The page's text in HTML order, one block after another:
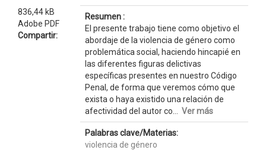
836,44 kB
Adobe PDF
Compartir:
Resumen :
El presente trabajo tiene como objetivo el
abordaje de la violencia de género como
problemática social, haciendo hincapié en
las diferentes figuras delictivas
específicas presentes en nuestro Código
Penal, de forma que veremos cómo que
exista o haya existido una relación de
afectividad del autor co... Ver más
Palabras clave/Materias:
violencia de género